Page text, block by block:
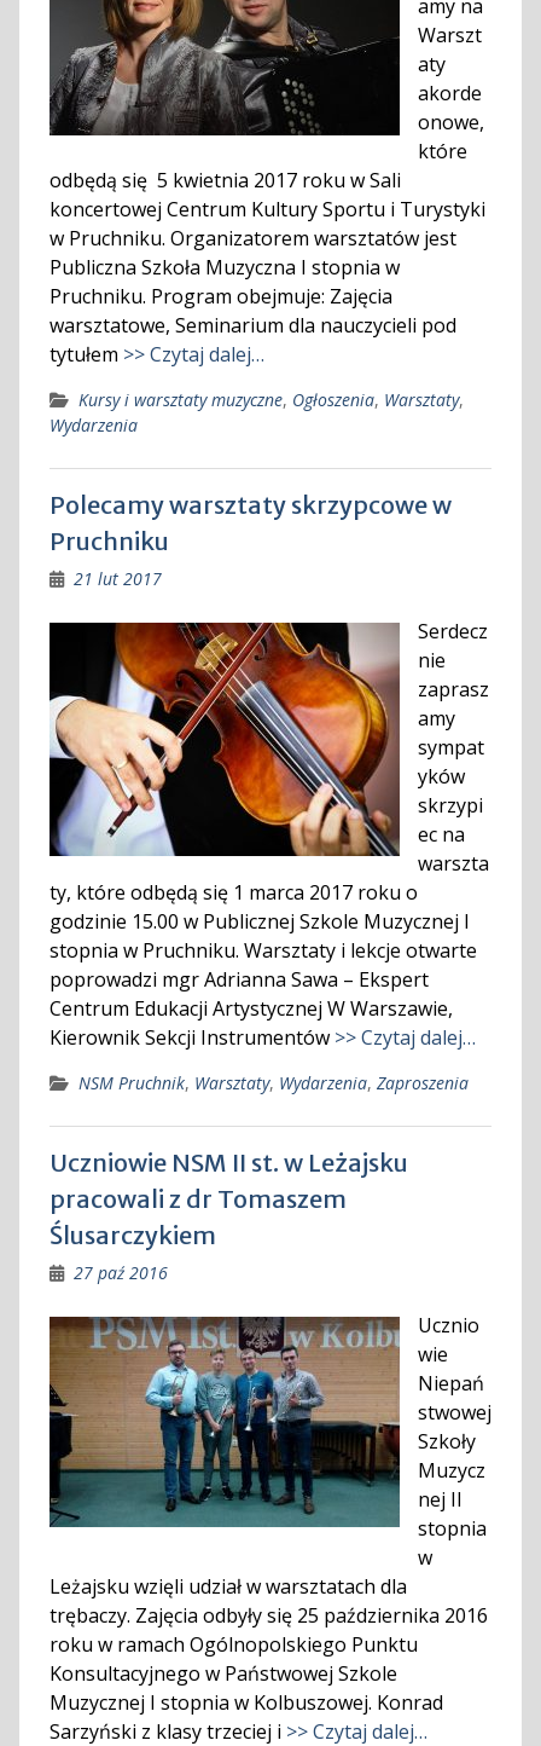
amy na
Warszt
aty
akorde
onowe,
które
odbędą się 5 kwietnia 2017 roku w Sali
koncertowej Centrum Kultury Sportu i Turystyki
w Pruchniku. Organizatorem warsztatów jest
Publiczna Szkoła Muzyczna I stopnia w
Pruchniku. Program obejmuje: Zajęcia
warsztatowe, Seminarium dla nauczycieli pod
tytułem >> Czytaj dalej…
Kursy i warsztaty muzyczne, Ogłoszenia, Warsztaty,
Wydarzenia
Polecamy warsztaty skrzypcowe w
Pruchniku
21 lut 2017
Serdecz
nie
zaprasz
amy
sympat
yków
skrzypi
ec na
warszta
ty, które odbędą się 1 marca 2017 roku o
godzinie 15.00 w Publicznej Szkole Muzycznej I
stopnia w Pruchniku. Warsztaty i lekcje otwarte
poprowadzi mgr Adrianna Sawa – Ekspert
Centrum Edukacji Artystycznej W Warszawie,
Kierownik Sekcji Instrumentów >> Czytaj dalej…
NSM Pruchnik, Warsztaty, Wydarzenia, Zaproszenia
Uczniowie NSM II st. w Leżajsku
pracowali z dr Tomaszem
Ślusarczykiem
27 paź 2016
Ucznio
wie
Niepań
stwowej
Szkoły
Muzycz
nej II
stopnia
w
Leżajsku wzięli udział w warsztatach dla
trębaczy. Zajęcia odbyły się 25 października 2016
roku w ramach Ogólnopolskiego Punktu
Konsultacyjnego w Państwowej Szkole
Muzycznej I stopnia w Kolbuszowej. Konrad
Sarzyński z klasy trzeciej i >> Czytaj dalej…